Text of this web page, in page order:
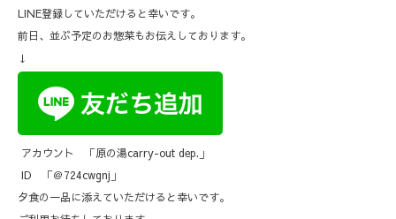
LINE登録していただけると幸いです。
前日、並ぶ予定のお惣菜もお伝えしております。
↓
アカウント 「原の湯carry-out dep.」
ID 「＠724cwgnj」
夕食の一品に添えていただけると幸いです。